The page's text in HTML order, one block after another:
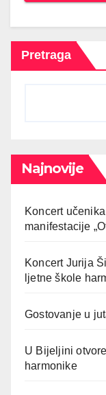
Pretraga
Najnovije
Koncert
manifestacije
Koncert Jurija
ljetne škole
Gostovanje u
U Bijeljini
harmonike